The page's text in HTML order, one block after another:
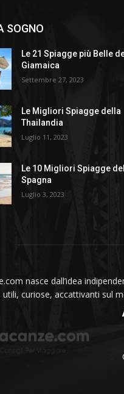
SOGNO
Le 21 Spiagge più Belle
Giamaica
Settembre 27, 2023
Le Migliori Spiagge della
Thailandia
Luglio 11, 2023
Le 10 Migliori Spiagge
Spagna
Luglio 3, 2023
nasce dall’idea
curiose, accattivanti sul